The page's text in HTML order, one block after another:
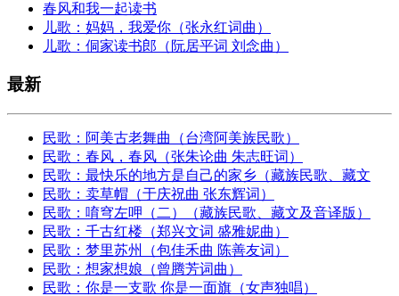
春风和我一起读书
儿歌：妈妈，我爱你（张永红词曲）
儿歌：侗家读书郎（阮居平词 刘念曲）
最新
民歌：阿美古老舞曲（台湾阿美族民歌）
民歌：春风，春风（张朱论曲 朱志旺词）
民歌：最快乐的地方是自己的家乡（藏族民歌、藏文
民歌：卖草帽（于庆祝曲 张东辉词）
民歌：唷穹左呷（二）（藏族民歌、藏文及音译版）
民歌：千古红楼（郑兴文词 盛雅妮曲）
民歌：梦里苏州（包佳禾曲 陈善友词）
民歌：想家想娘（曾腾芳词曲）
民歌：你是一支歌 你是一面旗（女声独唱）